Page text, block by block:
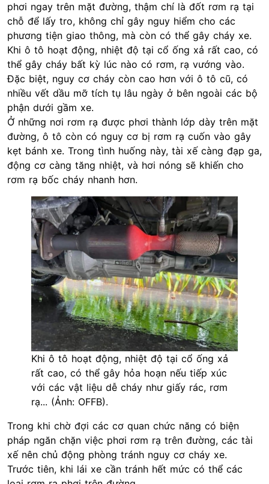
phơi ngay trên mặt đường, thậm chí là đốt rơm rạ tại
chỗ để lấy tro, không chỉ gây nguy hiểm cho các
phương tiện giao thông, mà còn có thể gây cháy xe.
Khi ô tô hoạt động, nhiệt độ tại cổ ống xả rất cao, có
thể gây cháy bất kỳ lúc nào có rơm, rạ vướng vào.
Đặc biệt, nguy cơ cháy còn cao hơn với ô tô cũ, có
nhiều vết dầu mỡ tích tụ lâu ngày ở bên ngoài các bộ
phận dưới gầm xe.
Ở những nơi rơm rạ được phơi thành lớp dày trên mặt
đường, ô tô còn có nguy cơ bị rơm rạ cuốn vào gây
kẹt bánh xe. Trong tình huống này, tài xế càng đạp ga,
động cơ càng tăng nhiệt, và hơi nóng sẽ khiến cho
rơm rạ bốc cháy nhanh hơn.
Khi ô tô hoạt động, nhiệt độ tại cổ ống xả
rất cao, có thể gây hỏa hoạn nếu tiếp xúc
với các vật liệu dễ cháy như giấy rác, rơm
rạ... (Ảnh: OFFB).
Trong khi chờ đợi các cơ quan chức năng có biện
pháp ngăn chặn việc phơi rơm rạ trên đường, các tài
xế nên chủ động phòng tránh nguy cơ cháy xe.
Trước tiên, khi lái xe cần tránh hết mức có thể các